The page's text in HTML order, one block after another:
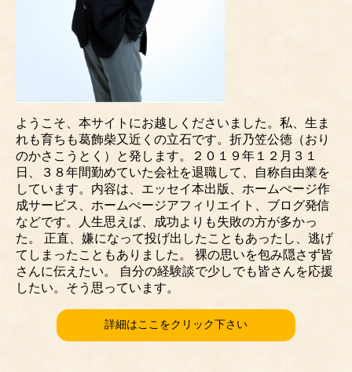
ようこそ、本サイトにお越しくださいました。私、生ま
れも育ちも葛飾柴又近くの立石です。折乃笠公徳（おり
のかさこうとく）と発します。２０１９年１２月３１
日、３８年間勤めていた会社を退職して、自称自由業を
しています。内容は、エッセイ本出版、ホームぺージ作
成サービス、ホームぺージアフィリエイト、ブログ発信
などです。人生思えば、成功よりも失敗の方が多かっ
た。 正直、嫌になって投げ出したこともあったし、逃げ
てしまったこともありました。 裸の思いを包み隠さず皆
さんに伝えたい。 自分の経験談で少しでも皆さんを応援
したい。そう思っています。
詳細はここをクリック下さい